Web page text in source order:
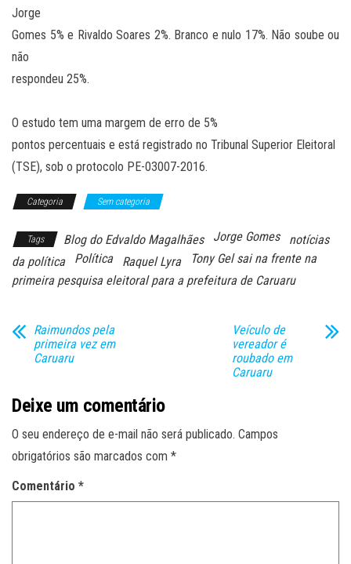
Jorge
Gomes 5% e Rivaldo Soares 2%. Branco e nulo 17%. Não soube ou
não
respondeu 25%.
O estudo tem uma margem de erro de 5%
pontos percentuais e está registrado no Tribunal Superior Eleitoral
(TSE), sob o protocolo PE-03007-2016.
Categoria Sem categoria
Tags Blog do Edvaldo Magalhães Jorge Gomes
notícias
da política
Política Raquel Lyra
Tony Gel sai na frente na
primeira pesquisa eleitoral para a prefeitura de Caruaru
Raimundos pela
primeira vez em
Caruaru
Veículo de
vereador é
roubado em
Caruaru
Deixe um comentário
O seu endereço de e-mail não será publicado. Campos
obrigatórios são marcados com *
Comentário *